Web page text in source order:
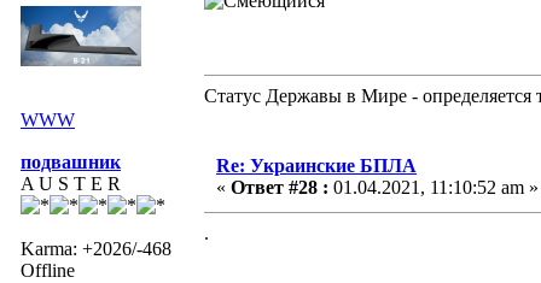
WWW
Статус Державы в Мире - определяется
подвашник
A U S T E R
Karma: +2026/-468
Offline
Re: Украинские БПЛА
« Ответ #28 : 01.04.2021, 11:10:52 am »
.